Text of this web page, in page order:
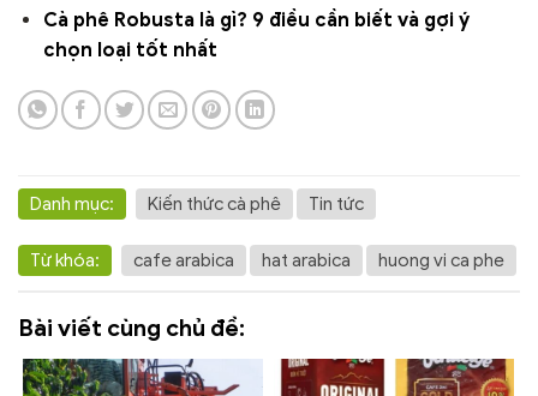
Cà phê Robusta là gì? 9 điều cần biết và gợi ý
chọn loại tốt nhất
Danh mục: Kiến thức cà phê Tin tức
Từ khóa: cafe arabica hat arabica huong vi ca phe
Bài viết cùng chủ đề: